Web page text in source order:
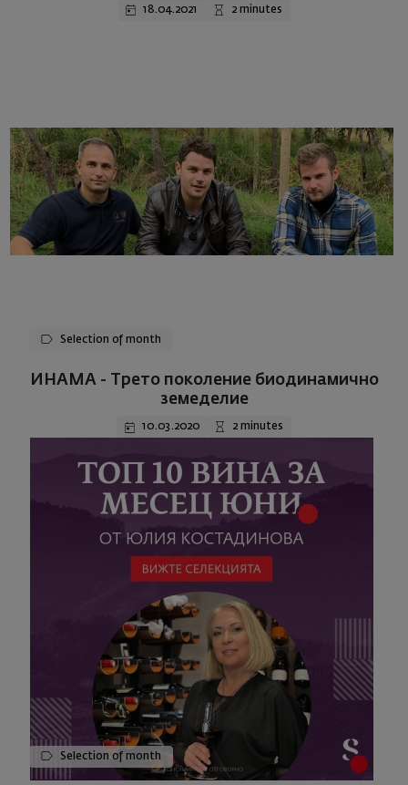
18.04.2021 2 minutes
Selection of month
ИНАМА - Трето поколение биодинамично
земеделие
10.03.2020 2 minutes
Selection of month